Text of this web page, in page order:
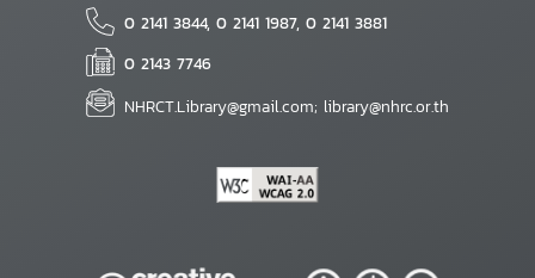
0 2141 3844, 0 2141 1987, 0 2141 3881
0 2143 7746
NHRCT.Library@gmail.com; library@nhrc.or.th